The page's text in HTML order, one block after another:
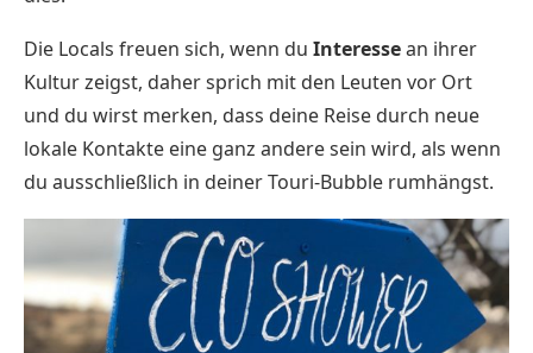
Die Locals freuen sich, wenn du Interessean ihrer
Kultur zeigst, daher sprich mit den Leuten vor Ort
und du wirst merken, dass deine Reise durch neue
lokale Kontakte eine ganz andere sein wird, als wenn
du ausschließlich in deiner Touri-Bubble rumhängst.